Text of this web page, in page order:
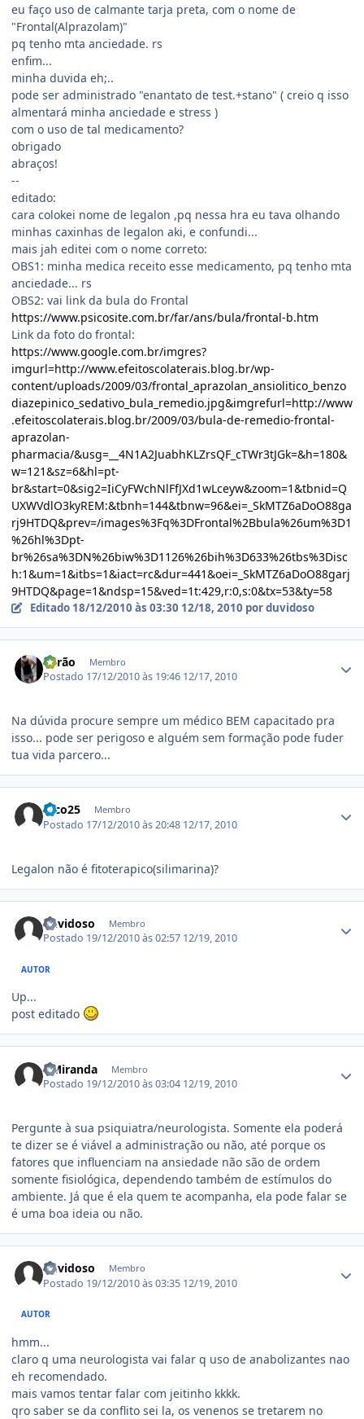
eu faço uso de calmante tarja preta, com o nome de
"Frontal(Alprazolam)"
pq tenho mta anciedade. rs
enfim...
minha duvida eh;..
pode ser administrado "enantato de test.+stano" ( creio q isso
almentará minha anciedade e stress )
com o uso de tal medicamento?
obrigado
abraços!
--
editado:
cara colokei nome de legalon ,pq nessa hra eu tava olhando
minhas caxinhas de legalon aki, e confundi...
mais jah editei com o nome correto:
OBS1: minha medica receito esse medicamento, pq tenho mta
anciedade... rs
OBS2: vai link da bula do Frontal
https://www.psicosite.com.br/far/ans/bula/frontal-b.htm
Link da foto do frontal:
https://www.google.com.br/imgres?
imgurl=http://www.efeitoscolaterais.blog.br/wp-
content/uploads/2009/03/frontal_aprazolan_ansiolitico_benzo
diazepinico_sedativo_bula_remedio.jpg&imgrefurl=http://www
.efeitoscolaterais.blog.br/2009/03/bula-de-remedio-frontal-
aprazolan-
pharmacia/&usg=__4N1A2JuabhKLZrsQF_cTWr3tJGk=&h=180&
w=121&sz=6&hl=pt-
br&start=0&sig2=IiCyFWchNlFfJXd1wLceyw&zoom=1&tbnid=Q
UXWVdlO3kyREM:&tbnh=144&tbnw=96&ei=_SkMTZ6aDoO88ga
rj9HTDQ&prev=/images%3Fq%3DFrontal%2Bbula%26um%3D1
%26hl%3Dpt-
br%26sa%3DN%26biw%3D1126%26bih%3D633%26tbs%3Disc
h:1&um=1&itbs=1&iact=rc&dur=441&oei=_SkMTZ6aDoO88garj
9HTDQ&page=1&ndsp=15&ved=1t:429,r:0,s:0&tx=53&ty=58
Editado 18/12/2010 às 03:30 12/18, 2010 por duvidoso
Barão Membro
Postado 17/12/2010 às 19:46 12/17, 2010
Na dúvida procure sempre um médico BEM capacitado pra
isso... pode ser perigoso e alguém sem formação pode fuder
tua vida parcero...
Dico25 Membro
Postado 17/12/2010 às 20:48 12/17, 2010
Legalon não é fitoterapico(silimarina)?
duvidoso Membro
Postado 19/12/2010 às 02:57 12/19, 2010
AUTOR
Up...
post editado
DMiranda Membro
Postado 19/12/2010 às 03:04 12/19, 2010
Pergunte à sua psiquiatra/neurologista. Somente ela poderá
te dizer se é viável a administração ou não, até porque os
fatores que influenciam na ansiedade não são de ordem
somente fisiológica, dependendo também de estímulos do
ambiente. Já que é ela quem te acompanha, ela pode falar se
é uma boa ideia ou não.
duvidoso Membro
Postado 19/12/2010 às 03:35 12/19, 2010
AUTOR
hmm...
claro q uma neurologista vai falar q uso de anabolizantes nao
eh recomendado.
mais vamos tentar falar com jeitinho kkkk.
qro saber se da conflito sei la, os venenos se tretarem no